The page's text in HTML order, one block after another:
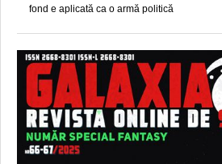
fond e aplicată ca o armă politică